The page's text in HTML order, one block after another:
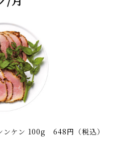
ンケン 100g 648円（税込）